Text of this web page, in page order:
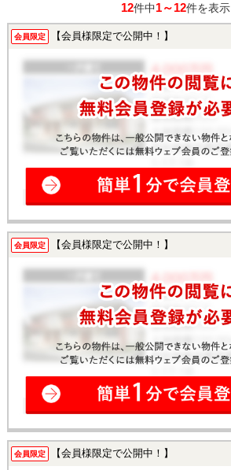
12件中1～12件を表示
会員限定 【会員様限定で公開中！】
会員限定 【会員様限定で公開中！】
会員限定 【会員様限定で公開中！】